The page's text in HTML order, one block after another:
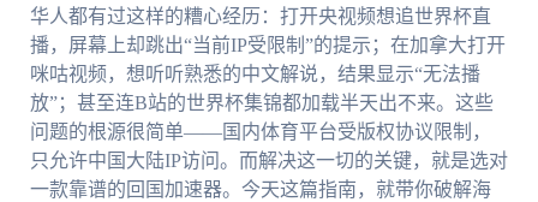
华人都有过这样的糟心经历：打开央视频想追世界杯直
播，屏幕上却跳出“当前IP受限制”的提示；在加拿大打开
咪咕视频，想听听熟悉的中文解说，结果显示“无法播
放”；甚至连B站的世界杯集锦都加载半天出不来。这些
问题的根源很简单——国内体育平台受版权协议限制，
只允许中国大陆IP访问。而解决这一切的关键，就是选对
一款靠谱的回国加速器。今天这篇指南，就带你破解海